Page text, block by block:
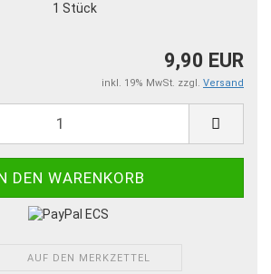
1 Stück
9,90 EUR
inkl. 19% MwSt. zzgl. Versand
AUF DEN MERKZETTEL